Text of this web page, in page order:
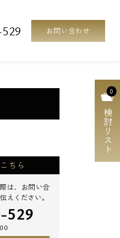
お問い合わせ
0
検討リスト
ちら
は、お問い合
えください。
529